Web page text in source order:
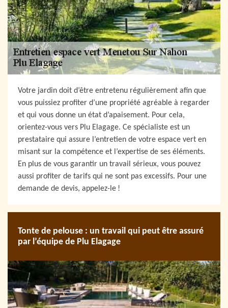
Votre jardin doit d’être entretenu régulièrement afin que
vous puissiez profiter d’une propriété agréable à regarder
et qui vous donne un état d’apaisement. Pour cela,
orientez-vous vers Plu Elagage. Ce spécialiste est un
prestataire qui assure l’entretien de votre espace vert en
misant sur la compétence et l’expertise de ses éléments.
En plus de vous garantir un travail sérieux, vous pouvez
aussi profiter de tarifs qui ne sont pas excessifs. Pour une
demande de devis, appelez-le !
Tonte de pelouse : un travail qui peut être assuré
par l’équipe de Plu Elagage